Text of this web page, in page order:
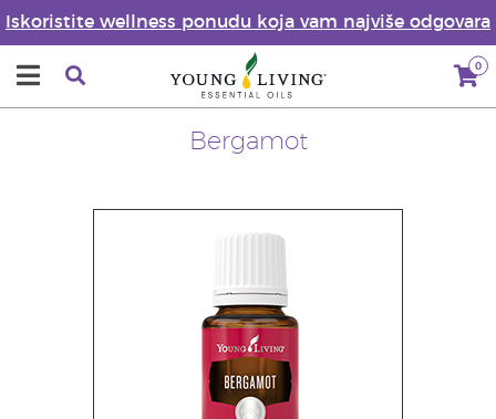
Iskoristite wellness ponudu koja vam najviše odgovara
0
Bergamot